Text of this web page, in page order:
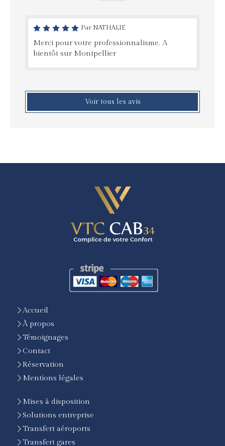
Par NATHALIE
Merci pour votre professionnalisme. A
bientôt sur Montpellier
Voir tous les avis
Accueil
À propos
Témoignages
Contact
Réservation
Mentions légales
Mises à disposition
Solutions entreprise
Transfert aéroports
Transfert gares